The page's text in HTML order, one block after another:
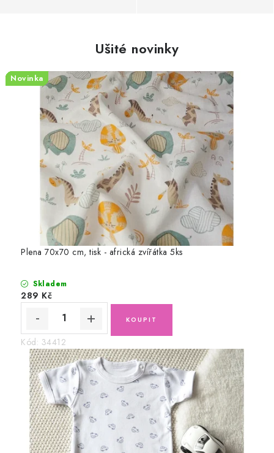
Ušité novinky
Novinka
Plena 70x70 cm, tisk - africká zvířátka 5ks
Skladem
289 Kč
Kód: 34412
Novinka
Novinka
Novinka
Novinka
Novinka
Novinka
Novinka
Novinka
Novinka
Novinka
Novinka
Novinka
Novinka
Novinka
Novinka
Novinka
Novinka
Novinka
Novinka
Novinka
Novinka
Novinka
Novinka